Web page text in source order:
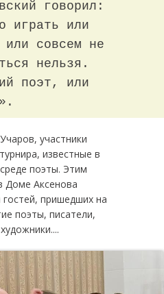
говорил:
играть или
или совсем не
нельзя.
поэт, или
участники
известные в
поэты. Этим
Доме Аксенова
пришедших на
поэты, писатели,